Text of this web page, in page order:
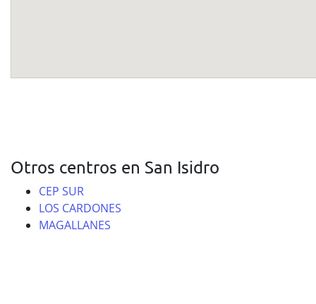
Otros centros en San Isidro
CEP SUR
LOS CARDONES
MAGALLANES